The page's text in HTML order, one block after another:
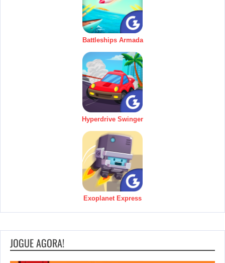
Battleships Armada
Hyperdrive Swinger
Exoplanet Express
JOGUE AGORA!